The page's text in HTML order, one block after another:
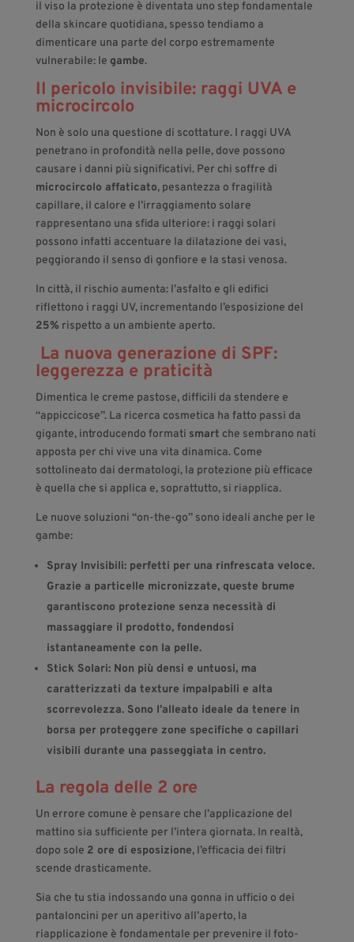
il viso la protezione è diventata uno step fondamentale
della skincare quotidiana, spesso tendiamo a
dimenticare una parte del corpo estremamente
vulnerabile: le gambe.
Il pericolo invisibile: raggi UVA e
microcircolo
Non è solo una questione di scottature. I raggi UVA
penetrano in profondità nella pelle, dove possono
causare i danni più significativi. Per chi soffre di
microcircolo affaticato, pesantezza o fragilità
capillare, il calore e l’irraggiamento solare
rappresentano una sfida ulteriore: i raggi solari
possono infatti accentuare la dilatazione dei vasi,
peggiorando il senso di gonfiore e la stasi venosa.
In città, il rischio aumenta: l’asfalto e gli edifici
riflettono i raggi UV, incrementando l’esposizione del
25% rispetto a un ambiente aperto.
La nuova generazione di SPF:
leggerezza e praticità
Dimentica le creme pastose, difficili da stendere e
“appiccicose”. La ricerca cosmetica ha fatto passi da
gigante, introducendo formati smart che sembrano nati
apposta per chi vive una vita dinamica. Come
sottolineato dai dermatologi, la protezione più efficace
è quella che si applica e, soprattutto, si riapplica.
Le nuove soluzioni “on-the-go” sono ideali anche per le
gambe:
Spray Invisibili:perfetti per una rinfrescata veloce.
Grazie a particelle micronizzate, queste brume
garantiscono protezione senza necessità di
massaggiare il prodotto, fondendosi
istantaneamente con la pelle.
Stick Solari:Non più densi e untuosi, ma
caratterizzati da texture impalpabili e alta
scorrevolezza. Sono l’alleato ideale da tenere in
borsa per proteggere zone specifiche o capillari
visibili durante una passeggiata in centro.
La regola delle 2 ore
Un errore comune è pensare che l’applicazione del
mattino sia sufficiente per l’intera giornata. In realtà,
dopo sole 2 ore di esposizione, l’efficacia dei filtri
scende drasticamente.
Sia che tu stia indossando una gonna in ufficio o dei
pantaloncini per un aperitivo all’aperto, la
riapplicazione è fondamentale per prevenire il foto-